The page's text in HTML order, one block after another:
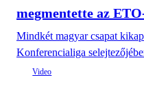
megmentette az
Mindkét magyar csapat
Konferencialiga